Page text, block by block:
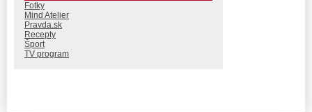
Fotky
Mind Atelier
Pravda.sk
Recepty
Šport
TV program